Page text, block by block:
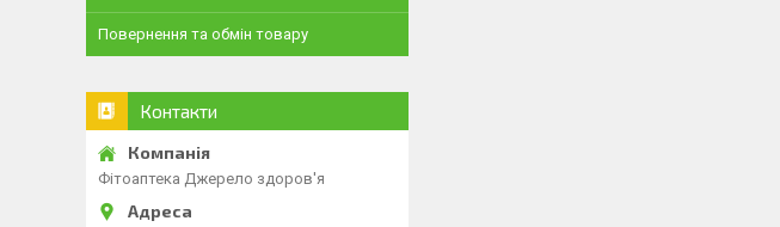
Повернення та обмін товару
Контакти
Фітоаптека Джерело здоров'я